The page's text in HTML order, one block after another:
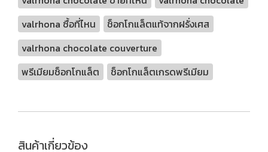
valrhona ซื้อที่ไหน
ช็อกโกแล็ตแท้จากฝรั่งเศส
valrhona chocolate couverture
พรีเมียมช็อกโกแล็ต
ช็อกโกแล็ตเกรดพรีเมียม
สินค้าเกี่ยวข้อง